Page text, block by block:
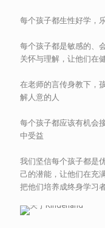
每个孩子都生性好学，
每个孩子都是敏感的、
关怀与理解，让他们在
在老师的言传身教下，
解人意的人
每个孩子都应该有机会
中受益
我们坚信每个孩子都是
己的潜能，让他们在充
把他们培养成终身学习者